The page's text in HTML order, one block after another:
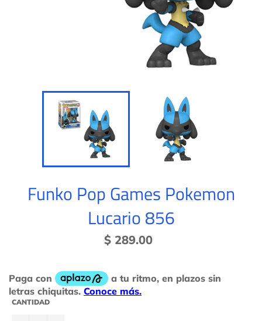
Funko Pop Games Pokemon
Lucario 856
Precio
habitual
$ 289.00
CANTIDAD